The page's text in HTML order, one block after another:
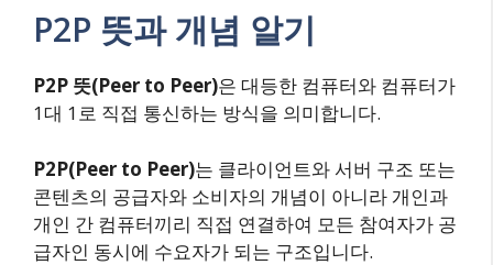
P2P 뜻과 개념 알기
P2P 뜻(Peer to Peer)은 대등한 컴퓨터와 컴퓨터가
1대 1로 직접 통신하는 방식을 의미합니다.
P2P(Peer to Peer)는 클라이언트와 서버 구조 또는
콘텐츠의 공급자와 소비자의 개념이 아니라 개인과
개인 간 컴퓨터끼리 직접 연결하여 모든 참여자가 공
급자인 동시에 수요자가 되는 구조입니다.